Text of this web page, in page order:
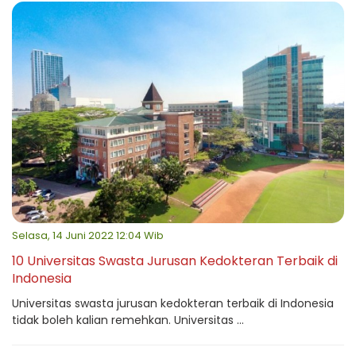
Selasa, 14 Juni 2022 12:04 Wib
10 Universitas Swasta Jurusan Kedokteran Terbaik di
Indonesia
Universitas swasta jurusan kedokteran terbaik di Indonesia
tidak boleh kalian remehkan. Universitas ...